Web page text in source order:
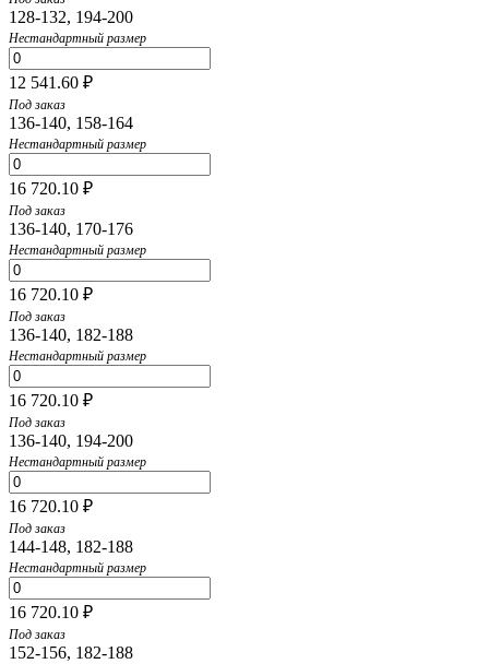
128-132, 194-200
Нестандартный размер
12 541.60 ₽
Под заказ
136-140, 158-164
Нестандартный размер
16 720.10 ₽
Под заказ
136-140, 170-176
Нестандартный размер
16 720.10 ₽
Под заказ
136-140, 182-188
Нестандартный размер
16 720.10 ₽
Под заказ
136-140, 194-200
Нестандартный размер
16 720.10 ₽
Под заказ
144-148, 182-188
Нестандартный размер
16 720.10 ₽
Под заказ
152-156, 182-188